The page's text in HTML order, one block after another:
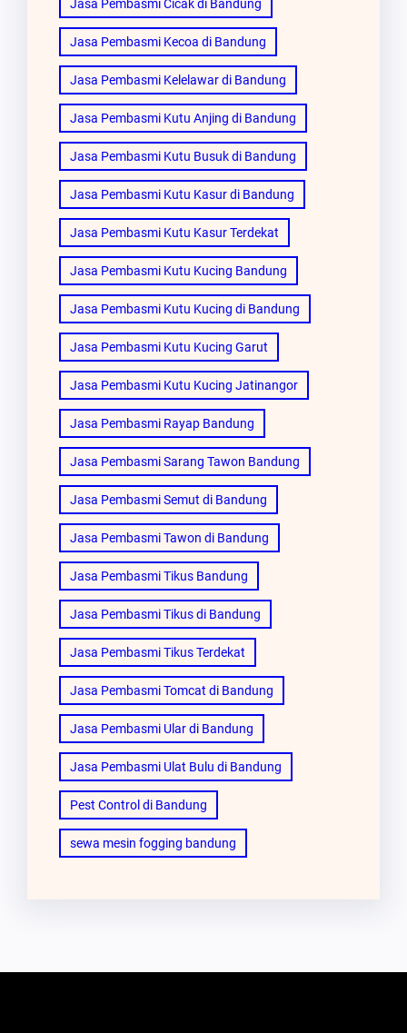
Jasa Pembasmi Cicak di Bandung
Jasa Pembasmi Kecoa di Bandung
Jasa Pembasmi Kelelawar di Bandung
Jasa Pembasmi Kutu Anjing di Bandung
Jasa Pembasmi Kutu Busuk di Bandung
Jasa Pembasmi Kutu Kasur di Bandung
Jasa Pembasmi Kutu Kasur Terdekat
Jasa Pembasmi Kutu Kucing Bandung
Jasa Pembasmi Kutu Kucing di Bandung
Jasa Pembasmi Kutu Kucing Garut
Jasa Pembasmi Kutu Kucing Jatinangor
Jasa Pembasmi Rayap Bandung
Jasa Pembasmi Sarang Tawon Bandung
Jasa Pembasmi Semut di Bandung
Jasa Pembasmi Tawon di Bandung
Jasa Pembasmi Tikus Bandung
Jasa Pembasmi Tikus di Bandung
Jasa Pembasmi Tikus Terdekat
Jasa Pembasmi Tomcat di Bandung
Jasa Pembasmi Ular di Bandung
Jasa Pembasmi Ulat Bulu di Bandung
Pest Control di Bandung
sewa mesin fogging bandung